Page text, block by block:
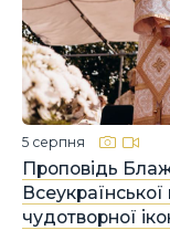
Проповідь
чудотворної
5 серпня